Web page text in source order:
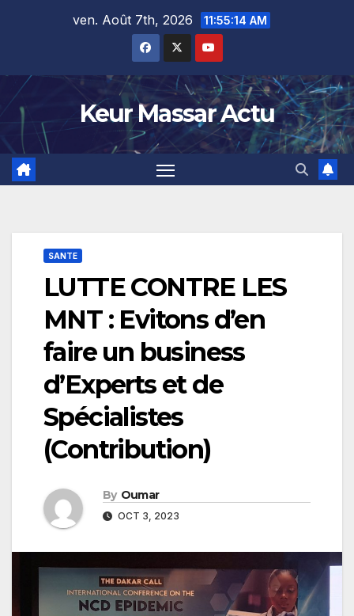
ven. Août 7th, 2026 11:55:15 AM
Keur Massar Actu
SANTE
LUTTE CONTRE LES
MNT : Evitons d’en
faire un business
d’Experts et de
Spécialistes
(Contribution)
By Oumar
OCT 3, 2023